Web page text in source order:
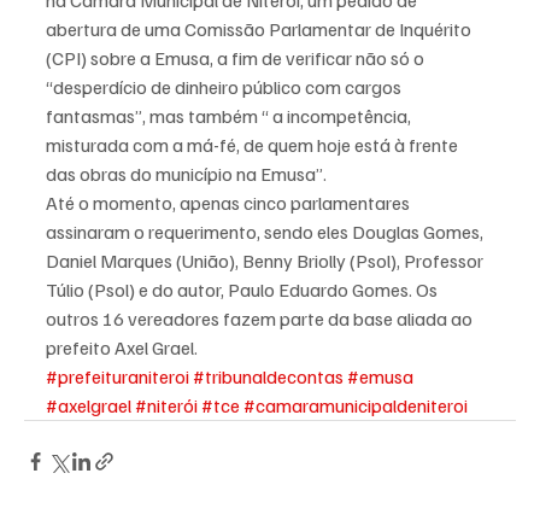
abertura de uma Comissão Parlamentar de Inquérito
(CPI) sobre a Emusa, a fim de verificar não só o
“desperdício de dinheiro público com cargos
fantasmas”, mas também “ a incompetência,
misturada com a má-fé, de quem hoje está à frente
das obras do município na Emusa”.
Até o momento, apenas cinco parlamentares
assinaram o requerimento, sendo eles Douglas Gomes,
Daniel Marques (União), Benny Briolly (Psol), Professor
Túlio (Psol) e do autor, Paulo Eduardo Gomes. Os
outros 16 vereadores fazem parte da base aliada ao
prefeito Axel Grael.
#prefeituraniteroi #tribunaldecontas #emusa
#axelgrael #niterói #tce #camaramunicipaldeniteroi